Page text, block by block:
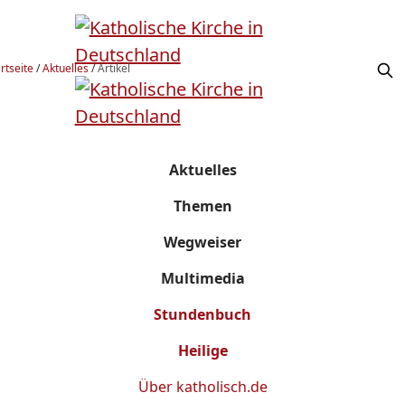
/Aktuelles/Artikel
Aktuelles
Themen
Wegweiser
Multimedia
Stundenbuch
Heilige
Über katholisch.de